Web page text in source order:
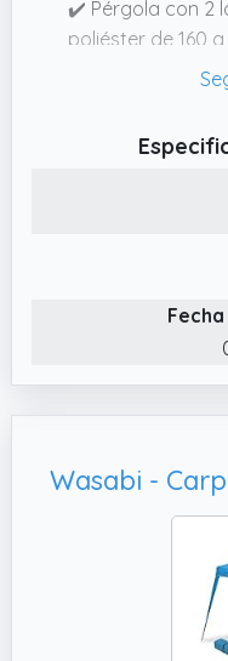
✔️ Pérgola con 2
poliéster de 160
zona de sombra
tirando de las
✔️ Dimensiones:
anchura x
lona de poliéster